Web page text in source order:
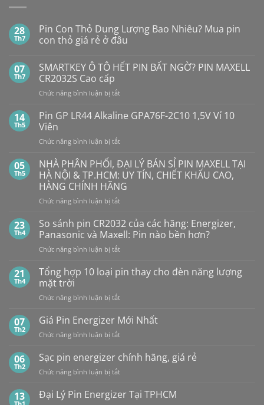
28
Th7
Pin Con Thỏ Dung Lượng Bao Nhiêu? Mua pin
con thỏ giá rẻ ở đâu
bình
luận
ở
Pin
Con
Dung
Lượng
Bao
Mua
con
thỏ
giá
rẻ
ở
đâu
07
Th7
SMARTKEY Ô TÔ HẾT PIN BẤT NGỜ? PIN MAXELL
CR2032S Cao cấp
Chức năng bình luận bị tắtở
Ô
TÔ
PIN
NGỜ?
PIN
MAXELL
CR2032S Cao
cấp
14
Th5
Pin GP LR44 Alkaline GPA76F-2C10 1,5V Vỉ 10
Viên
Chức năng bình luận bị tắtở
GP
LR44
Alkaline
GPA76F-
2C10
Vỉ
10
Viên
05
Th5
NHÀ PHÂN PHỐI, ĐẠI LÝ BÁN SỈ PIN MAXELL TẠI
HÀ NỘI & TP.HCM: UY TÍN, CHIẾT KHẤU CAO,
HÀNG CHÍNH HÃNG
Chức năng bình luận bị tắtở
PHÂN
PHỐI,
ĐẠI
LÝ
SỈ
TẠI
NỘI
TP.HCM:
TÍN,
CHIẾT
CAO,
HÀNG
23
Th4
So sánh pin CR2032 của các hãng: Energizer,
Panasonic và Maxell: Pin nào bền hơn?
Chức năng bình luận bị tắtở
sánh
pin
của
hãng:
Panasonic
Maxell:
hơn?
21
Th4
Tổng hợp 10 loại pin thay cho đèn năng lượng
mặt trời
Chức năng bình luận bị tắtở
hợp
10
loại
thay
đèn
lượng
07
Th2
Giá Pin Energizer Mới Nhất
Chức năng bình luận bị tắtở
Pin
Energizer
Mới
06
Th2
Sạc pin energizer chính hãng, giá rẻ
Chức năng bình luận bị tắtở
pin
energizer
13 Đại Lý Pin Energizer Tại TPHCM